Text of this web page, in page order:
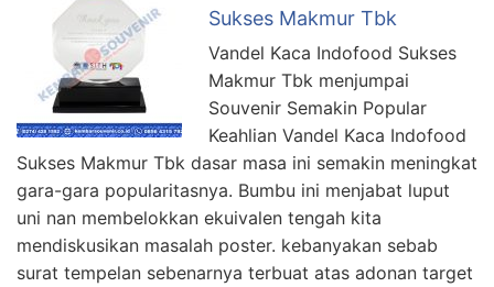
Sukses Makmur Tbk
Vandel Kaca Indofood Sukses
Makmur Tbk menjumpai
Souvenir Semakin Popular
Keahlian Vandel Kaca Indofood
Sukses Makmur Tbk dasar masa ini semakin meningkat
gara-gara popularitasnya. Bumbu ini menjabat luput
uni nan membelokkan ekuivalen tengah kita
mendiskusikan masalah poster. kebanyakan sebab
surat tempelan sebenarnya terbuat atas adonan target